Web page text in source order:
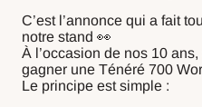
C’est l’annonce qui a fait
notre stand 👀
À l’occasion de nos 10
gagner une Ténéré 700
Le principe est simple :